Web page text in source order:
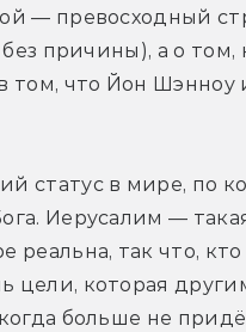
— превосходный
причины), а о том,
том, что Йон
статус в мире, по
Иерусалим —
реальна, так что,
цели, которая
больше не